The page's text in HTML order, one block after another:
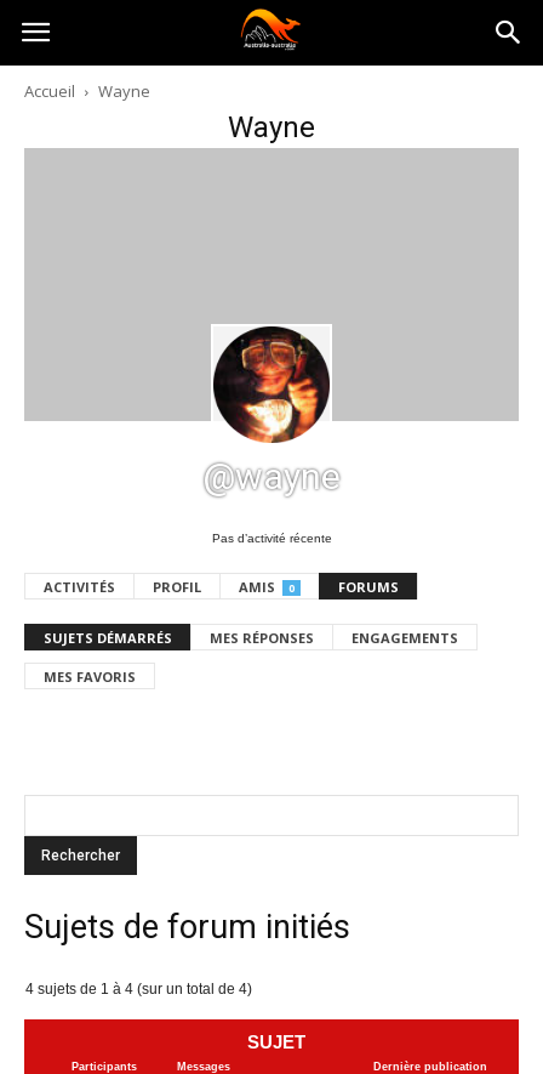
Australia-
australie.com
Accueil Wayne
Wayne
@wayne
Pas d’activité récente
ACTIVITÉS PROFIL AMIS 0 FORUMS
SUJETS DÉMARRÉS MES RÉPONSES ENGAGEMENTS
MES FAVORIS
Sujets de forum initiés
4 sujets de 1 à 4 (sur un total de 4)
SUJET
Participants Messages Dernière publication